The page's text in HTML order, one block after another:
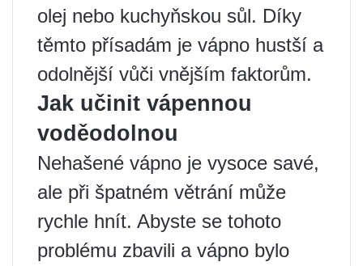
olej nebo kuchyňskou sůl. Díky
těmto přísadám je vápno hustší a
odolnější vůči vnějším faktorům.
Jak učinit vápennou
voděodolnou
Nehašené vápno je vysoce savé,
ale při špatném větrání může
rychle hnít. Abyste se tohoto
problému zbavili a vápno bylo